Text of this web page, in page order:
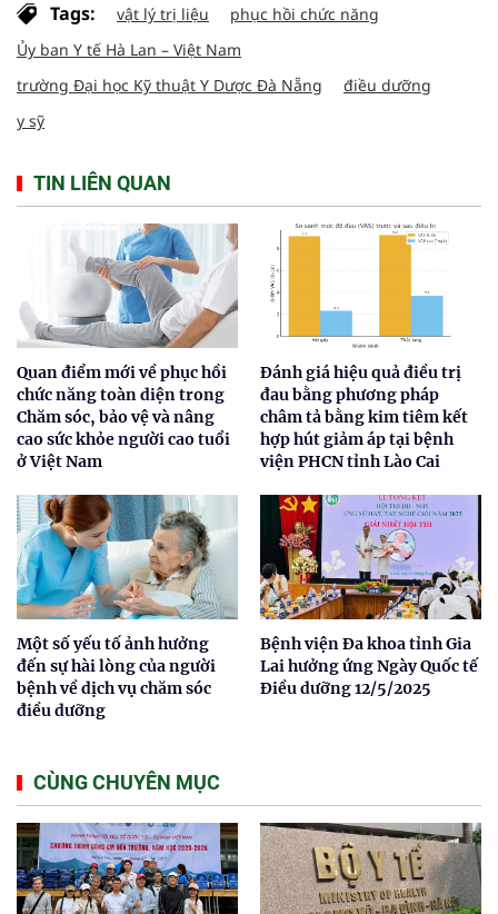
Tags: vật lý trị liệu
phục hồi chức năng
Ủy ban Y tế Hà Lan – Việt Nam
trường Đại học Kỹ thuật Y Dược Đà Nẵng
điều dưỡng
y sỹ
TIN LIÊN QUAN
Quan điểm mới về phục hồi
chức năng toàn diện trong
Chăm sóc, bảo vệ và nâng
cao sức khỏe người cao tuổi
ở Việt Nam
Đánh giá hiệu quả điều trị
đau bằng phương pháp
châm tả bằng kim tiêm kết
hợp hút giảm áp tại bệnh
viện PHCN tỉnh Lào Cai
Một số yếu tố ảnh hưởng
đến sự hài lòng của người
bệnh về dịch vụ chăm sóc
điều dưỡng
Bệnh viện Đa khoa tỉnh Gia
Lai hưởng ứng Ngày Quốc tế
Điều dưỡng 12/5/2025
CÙNG CHUYÊN MỤC